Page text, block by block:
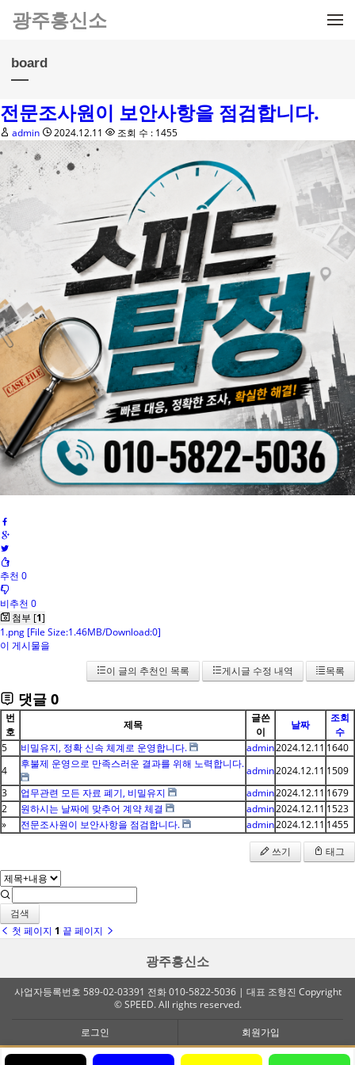
광주흥신소
board
전문조사원이 보안사항을 점검합니다.
admin 2024.12.11 조회 수 : 1455
추천 0
비추천 0
첨부 [1]
1.png [File Size:1.46MB/Download:0]
이 게시물을
이 글의 추천인 목록
게시글 수정 내역 목록
댓글 0
번
호
제목
글쓴
이
날짜
조회
수
5
비밀유지, 정확 신속 체계로 운영합니다. admin2024.12.11 1640
4
후불제 운영으로 만족스러운 결과를 위해 노력합니다.
admin2024.12.11 1509
3
업무관련 모든 자료 폐기, 비밀유지 admin2024.12.11 1679
2
원하시는 날짜에 맞추어 계약 체결 admin2024.12.11 1523
»
전문조사원이 보안사항을 점검합니다. admin2024.12.11 1455
쓰기
태그
검색
첫 페이지 1 끝 페이지
광주흥신소
사업자등록번호 589-02-03391 전화 010-5822-5036 | 대표 조형진 Copyright
© SPEED. All rights reserved.
로그인 회원가입